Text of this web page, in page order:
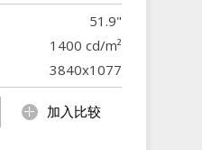
51.9"
1400 cd/m²
3840x1077
加入比较